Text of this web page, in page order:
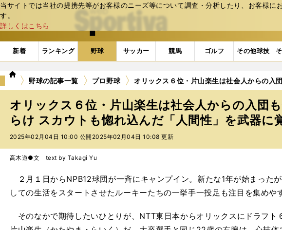
当サイトでは当社の提携先等がお客様のニーズ等について調査・分析したり、お客様
す。
詳しくはこちら
web Sportiva (webスポルティーバ)
新着 ランキング 野球 サッカー 競馬 ゴルフ その他球技
we
ポ
ル
テ
ィ
ー
バ
野球の記事一覧 プロ野球 オリックス６位・片山楽生は社会人からの入
オリックス６位・片山楽生は社会人からの入団
らけ スカウトも惚れ込んだ「人間性」を武器に
2025年02月04日 10:00 公開 2025年02月04日 10:08 更新
高木遊●文 text by Takagi Yu
２月１日からNPB12球団が一斉にキャンプイン。新たな1年が始まった
しての生活をスタートさせたルーキーたちの一挙手一投足も注目を集めや
そのなかで期待したいひとりが、NTT東日本からオリックスにドラフト